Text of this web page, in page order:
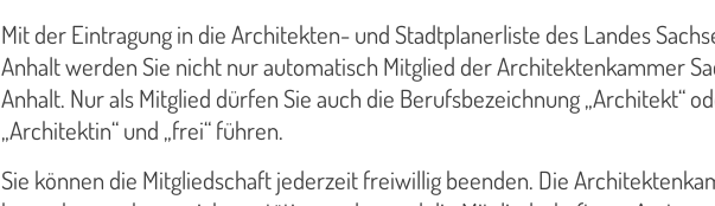
Mit der Eintragung in die Architekten- und Stadtplanerliste des Landes
Anhalt werden Sie nicht nur automatisch Mitglied der Architektenkammer
Anhalt. Nur als Mitglied dürfen Sie auch die Berufsbezeichnung „Architekt“
„Architektin“ und „frei“ führen.
Sie können die Mitgliedschaft jederzeit freiwillig beenden. Die